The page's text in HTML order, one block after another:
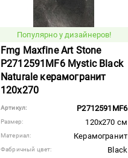
Популярно у дизайнеров!
Fmg Maxfine Art Stone
P2712591MF6 Mystic Black
Naturale керамогранит
120x270
Артикул: P2712591MF6
Размер: 120x270 см
Материал: Керамогранит
Фабричный цвет: Black